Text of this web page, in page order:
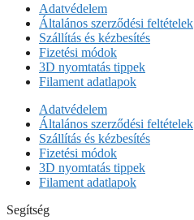
Adatvédelem
Általános szerződési feltételek
Szállítás és kézbesítés
Fizetési módok
3D nyomtatás tippek
Filament adatlapok
Adatvédelem
Általános szerződési feltételek
Szállítás és kézbesítés
Fizetési módok
3D nyomtatás tippek
Filament adatlapok
Segítség